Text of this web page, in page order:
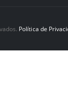
Política de